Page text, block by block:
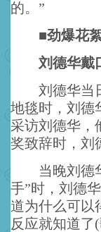
的。”
■劲爆花
刘德华戴
刘德华当日
地毯时，刘德
采访刘德华，
奖致辞时，刘
当晚刘德华
手”时，刘德
道为什么可以
反应就知道了